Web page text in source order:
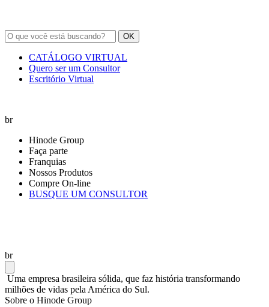
OK
CATÁLOGO VIRTUAL
Quero ser um Consultor
Escritório Virtual
br
Hinode Group
Faça parte
Franquias
Nossos Produtos
Compre On-line
BUSQUE UM CONSULTOR
br
Uma empresa brasileira sólida, que faz história transformando
milhões de vidas pela América do Sul.
Sobre o Hinode Group